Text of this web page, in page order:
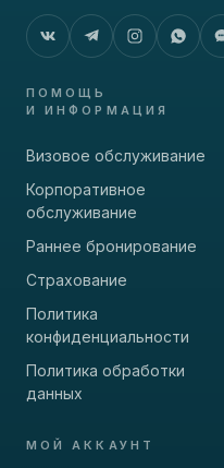
ПОМОЩЬ
И ИНФОРМАЦИЯ
Визовое обслуживание
Корпоративное
обслуживание
Раннее бронирование
Страхование
Политика
конфиденциальности
Политика обработки
данных
МОЙ АККАУНТ